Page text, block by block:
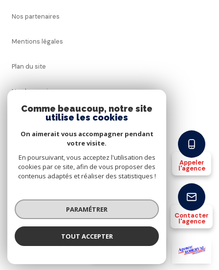
AGENCE ROBERVAL
Appeler
l'agence
Contacter
l'agence
Nos partenaires
Mentions légales
Plan du site
Nos honoraires
Cookies
© 2026 | Tous droits réservés
Réalisé par
Comme beaucoup, notre site
utilise les cookies
On aimerait vous accompagner pendant
votre visite.
En poursuivant, vous acceptez l'utilisation des
cookies par ce site, afin de vous proposer des
contenus adaptés et réaliser des statistiques !
PARAMÉTRER
TOUT ACCEPTER